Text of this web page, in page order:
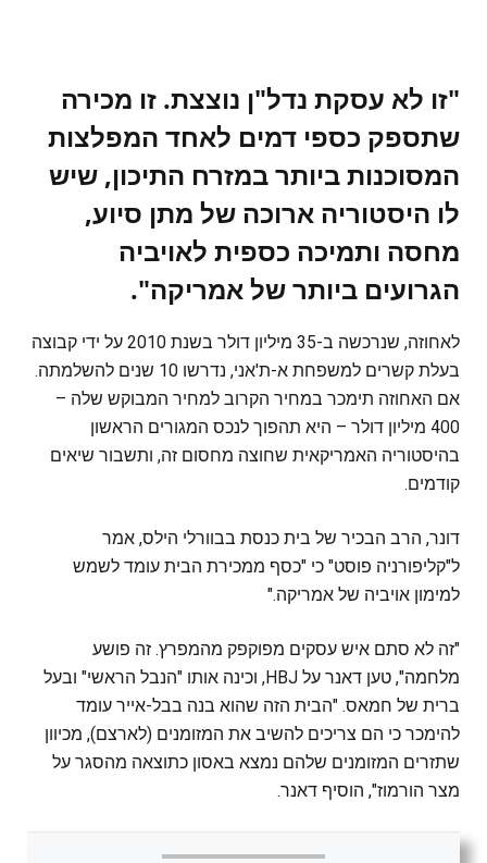
"זו לא עסקת נדל"ן נוצצת. זו מכירה
שתספק כספי דמים לאחד המפלצות
המסוכנות ביותר במזרח התיכון, שיש
לו היסטוריה ארוכה של מתן סיוע,
מחסה ותמיכה כספית לאויביה
הגרועים ביותר של אמריקה".
לאחוזה, שנרכשה ב-35 מיליון דולר בשנת 2010 על ידי קבוצה
בעלת קשרים למשפחת א-ת'אני, נדרשו 10 שנים להשלמתה.
אם האחוזה תימכר במחיר הקרוב למחיר המבוקש שלה –
400 מיליון דולר – היא תהפוך לנכס המגורים הראשון
בהיסטוריה האמריקאית שחוצה מחסום זה, ותשבור שיאים
קודמים.
דונר, הרב הבכיר של בית כנסת בבוורלי הילס, אמר
ל"קליפורניה פוסט" כי "כסף ממכירת הבית עומד לשמש
למימון אויביה של אמריקה."
"זה לא סתם איש עסקים מפוקפק מהמפרץ. זה פושע
מלחמה", טען דאנר על HBJ, וכינה אותו "הנבל הראשי" ובעל
ברית של חמאס. "הבית הזה שהוא בנה בבל-אייר עומד
להימכר כי הם צריכים להשיב את המזומנים (לארצם), מכיוון
שתזרים המזומנים שלהם נמצא באסון כתוצאה מהסגר על
מצר הורמוז", הוסיף דאנר.